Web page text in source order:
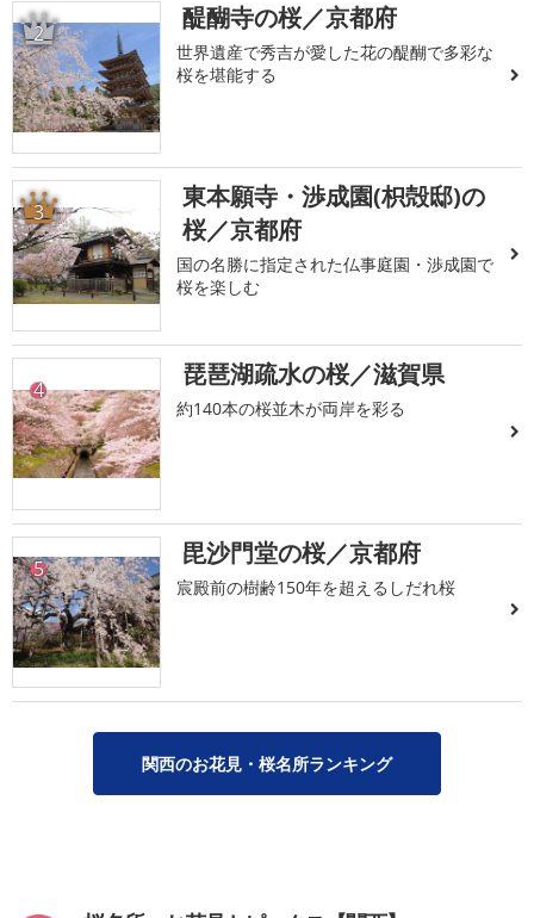
2 醍醐寺の桜／京都府
世界遺産で秀吉が愛した花の醍醐で多彩な
桜を堪能する
3
東本願寺・渉成園(枳殻邸)の
桜／京都府
国の名勝に指定された仏事庭園・渉成園で
桜を楽しむ
4 琵琶湖疏水の桜／滋賀県
約140本の桜並木が両岸を彩る
5 毘沙門堂の桜／京都府
宸殿前の樹齢150年を超えるしだれ桜
関西のお花見・桜名所ランキング